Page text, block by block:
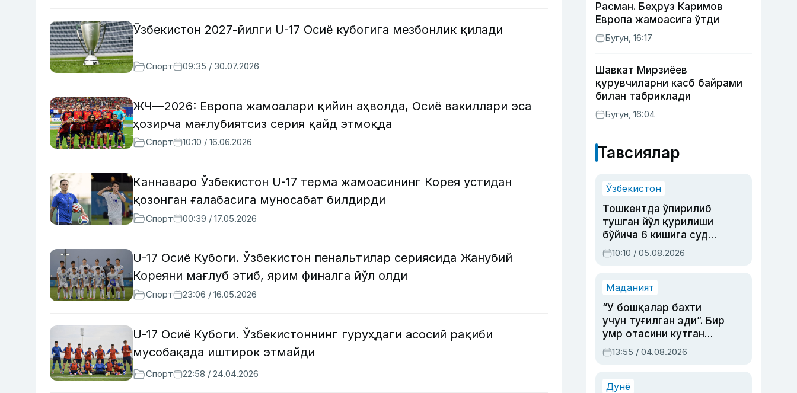
Ўзбекистон 2027-йилги U-17 Осиё кубогига мезбонлик қилади
Спорт 09:35 / 30.07.2026
ЖЧ—2026: Европа жамоалари қийин аҳволда, Осиё вакиллари эса
ҳозирча мағлубиятсиз серия қайд этмоқда
Спорт 10:10 / 16.06.2026
Каннаваро Ўзбекистон U-17 терма жамоасининг Корея устидан
қозонган ғалабасига муносабат билдирди
Спорт 00:39 / 17.05.2026
U-17 Осиё Кубоги. Ўзбекистон пенальтилар сериясида Жанубий
Кореяни мағлуб этиб, ярим финалга йўл олди
Спорт 23:06 / 16.05.2026
U-17 Осиё Кубоги. Ўзбекистоннинг гуруҳдаги асосий рақиби
мусобақада иштирок этмайди
Спорт 22:58 / 24.04.2026
Расман. Беҳруз Каримов
Европа жамоасига ўтди
Бугун, 16:17
Шавкат Мирзиёев
қурувчиларни касб байрами
билан табриклади
Бугун, 16:04
Тавсиялар
Ўзбекистон
Тошкентда ўпирилиб
тушган йўл қурилиши
бўйича 6 кишига суд
ҳукми ўқилди
10:10 / 05.08.2026
Маданият
“У бошқалар бахти
учун туғилган эди”. Бир
умр отасини кутган
актриса ва дубльяж
устаси Римма
синовларга тўла ҳаёти
13:55 / 04.08.2026
Дунё